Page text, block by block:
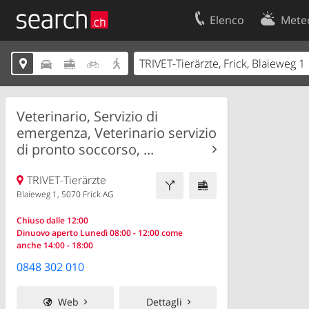
Elenco
    
Veterinario, Servizio di
emergenza, Veterinario servizio
di pronto soccorso, ...
TRIVET-Tierärzte
Blaieweg 1, 5070 Frick AG
Chiuso dalle 12:00
Dinuovo aperto Lunedì 08:00 - 12:00 come
anche 14:00 - 18:00
0848 302 010
Web Dettagli
Il vostro profolio
Area clienti
Informazioni Legali
Contatti
Condizioni